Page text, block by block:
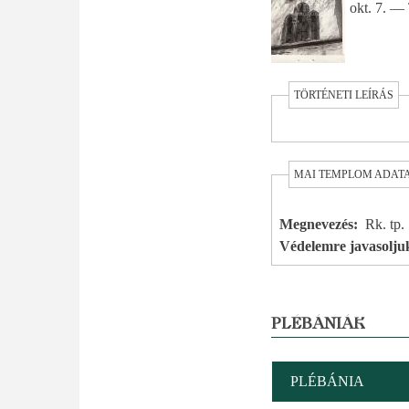
okt. 7. —
TÖRTÉNETI LEÍRÁS
MAI TEMPLOM
Megnevezés
Rk. tp.
Védelemre
PLÉBÁNIÁK
PLÉBÁNIA